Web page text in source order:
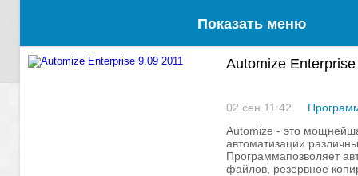
Показать меню
Automize
02 сен 11:42
Automize - это
автоматизации
Программапозволяет
файлов, резервное